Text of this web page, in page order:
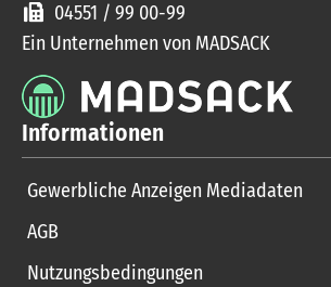
04551 / 99 00-99
Ein Unternehmen von MADSACK
Informationen
Gewerbliche Anzeigen Mediadaten
AGB
Nutzungsbedingungen